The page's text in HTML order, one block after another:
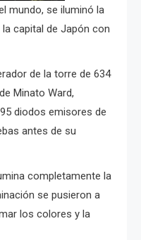
mundo, se iluminó la
capital de Japón con
de la torre de 634
Minato Ward,
diodos emisores de
antes de su
completamente la
se pusieron a
los colores y la